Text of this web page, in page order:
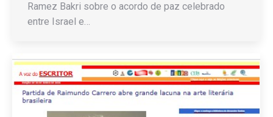
Ramez Bakri sobre o acordo de paz celebrado
entre Israel e…